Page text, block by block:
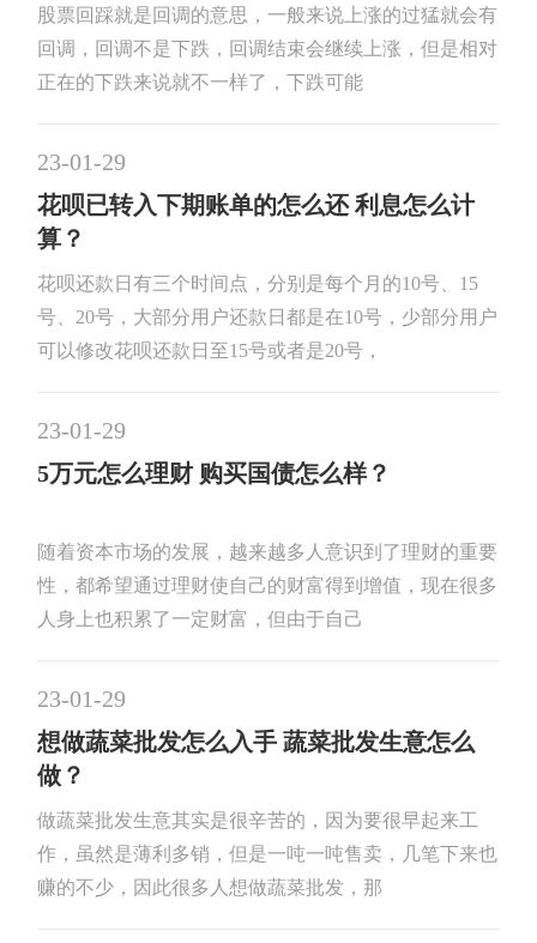
股票回踩就是回调的意思，一般来说上涨的过猛就会有
回调，回调不是下跌，回调结束会继续上涨，但是相对
正在的下跌来说就不一样了，下跌可能
23-01-29
花呗已转入下期账单的怎么还 利息怎么计
算？
花呗还款日有三个时间点，分别是每个月的10号、15
号、20号，大部分用户还款日都是在10号，少部分用户
可以修改花呗还款日至15号或者是20号，
23-01-29
5万元怎么理财 购买国债怎么样？
随着资本市场的发展，越来越多人意识到了理财的重要
性，都希望通过理财使自己的财富得到增值，现在很多
人身上也积累了一定财富，但由于自己
23-01-29
想做蔬菜批发怎么入手 蔬菜批发生意怎么
做？
做蔬菜批发生意其实是很辛苦的，因为要很早起来工
作，虽然是薄利多销，但是一吨一吨售卖，几笔下来也
赚的不少，因此很多人想做蔬菜批发，那